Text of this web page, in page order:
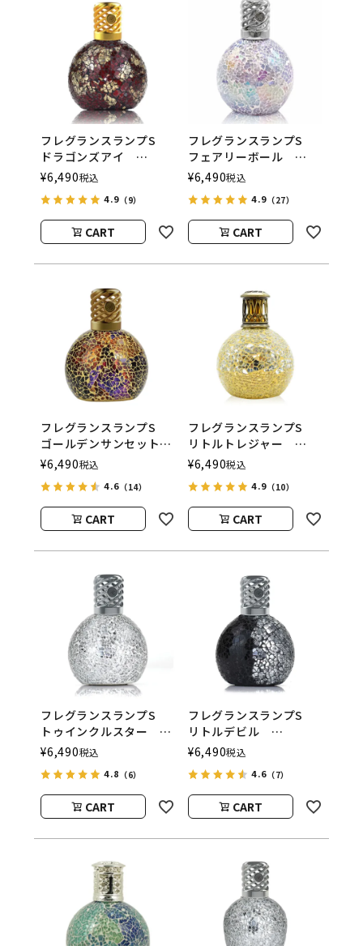
フレグランスランプS
ドラゴンズアイ
ASHLEIGH&BURWOOD
（アシュレイアンドバー
ウッド）
¥6,490税込
4.9 （9）
CART
フレグランスランプS
フェアリーボール
ASHLEIGH&BURWOOD
（アシュレイアンドバー
ウッド）
¥6,490税込
4.9（27）
CART
フレグランスランプS
ゴールデンサンセット
ASHLEIGH&BURWOOD
（アシュレイアンドバー
ウッド）
¥6,490税込
4.6 （14）
CART
フレグランスランプS
リトルトレジャー
ASHLEIGH&BURWOOD
（アシュレイアンドバー
ウッド）
¥6,490税込
4.9（10）
CART
フレグランスランプS
トゥインクルスター
ASHLEIGH&BURWOOD
（アシュレイアンドバー
ウッド）
¥6,490税込
4.8 （6）
CART
フレグランスランプS
リトルデビル
ASHLEIGH&BURWOOD
（アシュレイアンドバー
ウッド）
¥6,490税込
4.6（7）
CART